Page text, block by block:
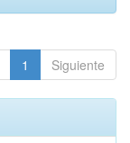
1 Siguiente